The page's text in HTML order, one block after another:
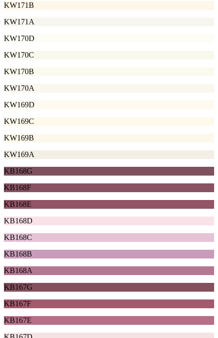
KW171B
KW171A
KW170D
KW170C
KW170B
KW170A
KW169D
KW169C
KW169B
KW169A
KB168G
KB168F
KB168E
KB168D
KB168C
KB168B
KB168A
KB167G
KB167F
KB167E